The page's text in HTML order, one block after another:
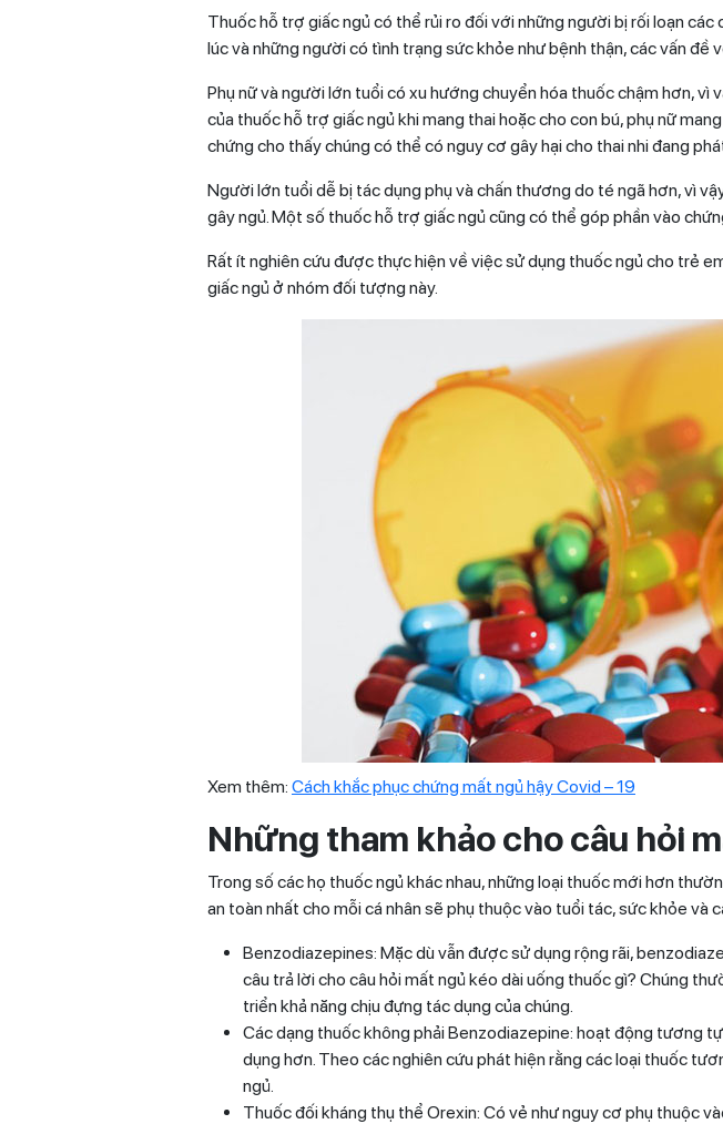
Thuốc hỗ trợ giấc ngủ có thể rủi ro đối với những người bị rối loạn
lúc và những người có tình trạng sức khỏe như bệnh thận, các vấn đề
Phụ nữ và người lớn tuổi có xu hướng chuyển hóa thuốc chậm hơn,
của thuốc hỗ trợ giấc ngủ khi mang thai hoặc cho con bú, phụ nữ
chứng cho thấy chúng có thể có nguy cơ gây hại cho thai nhi đang
Người lớn tuổi dễ bị tác dụng phụ và chấn thương do té ngã hơn, vì
gây ngủ. Một số thuốc hỗ trợ giấc ngủ cũng có thể góp phần vào
Rất ít nghiên cứu được thực hiện về việc sử dụng thuốc ngủ cho trẻ
giấc ngủ ở nhóm đối tượng này.
Xem thêm: Cách khắc phục chứng mất ngủ hậy Covid – 19
Những tham khảo cho câu hỏi
Trong số các họ thuốc ngủ khác nhau, những loại thuốc mới hơn
an toàn nhất cho mỗi cá nhân sẽ phụ thuộc vào tuổi tác, sức khỏe và
Benzodiazepines: Mặc dù vẫn được sử dụng rộng rãi,
câu trả lời cho câu hỏi mất ngủ kéo dài uống thuốc gì? Chúng
triển khả năng chịu đựng tác dụng của chúng.
Các dạng thuốc không phải Benzodiazepine: hoạt động tương
dụng hơn. Theo các nghiên cứu phát hiện rằng các loại thuốc
ngủ.
Thuốc đối kháng thụ thể Orexin: Có vẻ như nguy cơ phụ thuộc